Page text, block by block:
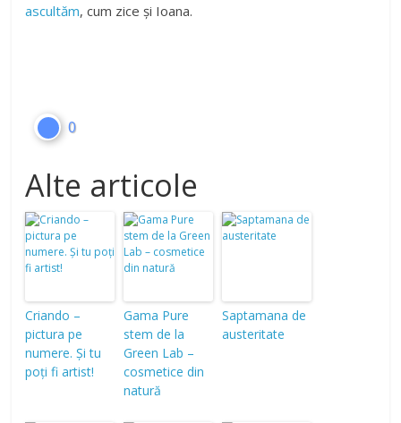
ascultăm, cum zice și Ioana.
0
Alte articole
Criando –
pictura pe
numere. Și tu
poți fi artist!
Gama Pure
stem de la
Green Lab –
cosmetice din
natură
Saptamana de
austeritate